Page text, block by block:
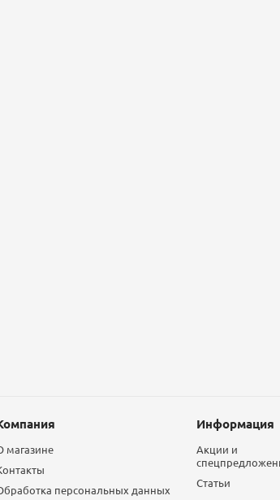
магазине
персональных данных
Информация
Акции и
Статьи